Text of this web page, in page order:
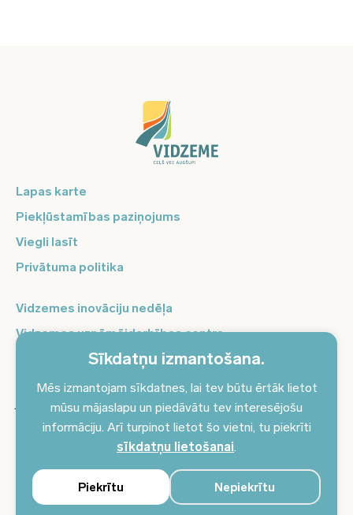
Sīkdatņu izmantošana.
Mēs izmantojam sīkdatnes, lai tev būtu ērtāk lietot
mūsu mājaslapu un piedāvātu tev interesējošu
informāciju. Arī turpinot lietot šo vietni, tu piekrīti
sīkdatņu lietošanai.
Nepiekrītu
Piekrītu
Lapas karte
Piekļūstamības paziņojums
Viegli lasīt
Privātuma politika
Vidzemes inovāciju nedēļa
Vidzemes uzņēmējdarbības centrs
Balso Vidzeme
Pierakstieties jaunumiem un saņemiet aktuālākos
jaunumus savā e-pastā!
Pieteikties jaunumiem